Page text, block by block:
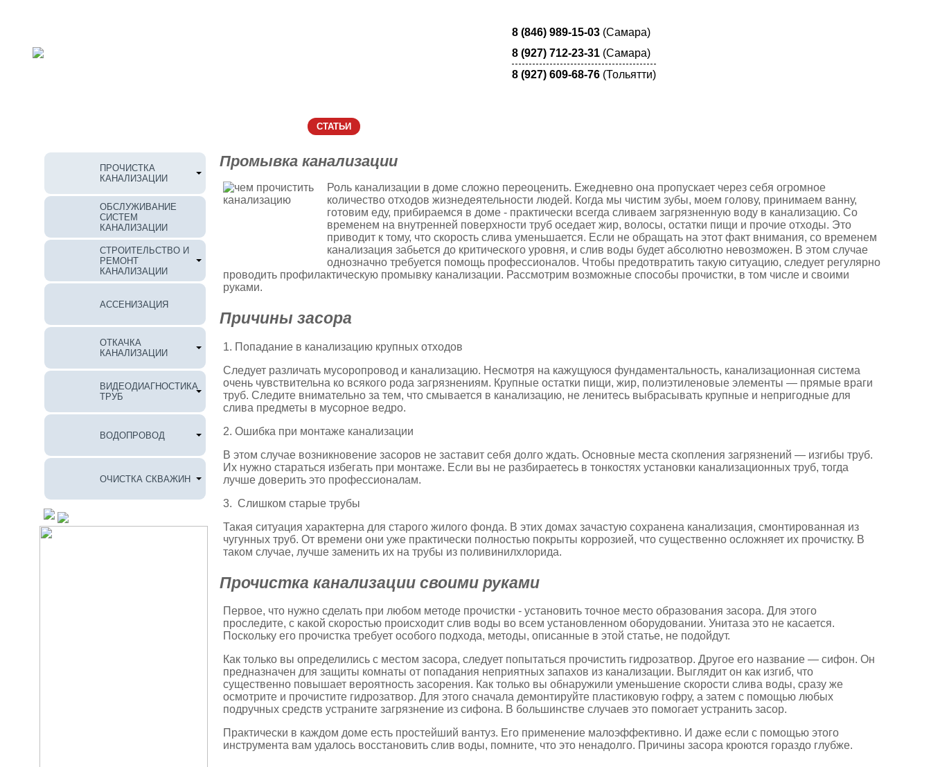
8 (846) 989-15-03 (Самара)
8 (927) 712-23-31 (Самара)
8 (927) 609-68-76 (Тольятти)
СТАТЬИ
ПРОЧИСТКА
КАНАЛИЗАЦИИ
ОБСЛУЖИВАНИЕ
СИСТЕМ
КАНАЛИЗАЦИИ
СТРОИТЕЛЬСТВО И
РЕМОНТ
КАНАЛИЗАЦИИ
АССЕНИЗАЦИЯ
ОТКАЧКА
КАНАЛИЗАЦИИ
ВИДЕОДИАГНОСТИКА
ТРУБ
ВОДОПРОВОД
ОЧИСТКА СКВАЖИН
Промывка канализации
Роль канализации в доме сложно переоценить. Ежедневно она пропускает через себя огромное
количество отходов жизнедеятельности людей. Когда мы чистим зубы, моем голову, принимаем ванну,
готовим еду, прибираемся в доме - практически всегда сливаем загрязненную воду в канализацию. Со
временем на внутренней поверхности труб оседает жир, волосы, остатки пищи и прочие отходы. Это
приводит к тому, что скорость слива уменьшается. Если не обращать на этот факт внимания, со временем
канализация забьется до критического уровня, и слив воды будет абсолютно невозможен. В этом случае
однозначно требуется помощь профессионалов. Чтобы предотвратить такую ситуацию, следует регулярно
проводить профилактическую промывку канализации. Рассмотрим возможные способы прочистки, в том числе и своими
руками.
Причины засора
1. Попадание в канализацию крупных отходов
Следует различать мусоропровод и канализацию. Несмотря на кажущуюся фундаментальность, канализационная система
очень чувствительна ко всякого рода загрязнениям. Крупные остатки пищи, жир, полиэтиленовые элементы — прямые враги
труб. Следите внимательно за тем, что смывается в канализацию, не ленитесь выбрасывать крупные и непригодные для
слива предметы в мусорное ведро.
2. Ошибка при монтаже канализации
В этом случае возникновение засоров не заставит себя долго ждать. Основные места скопления загрязнений — изгибы труб.
Их нужно стараться избегать при монтаже. Если вы не разбираетесь в тонкостях установки канализационных труб, тогда
лучше доверить это профессионалам.
3. Слишком старые трубы
Такая ситуация характерна для старого жилого фонда. В этих домах зачастую сохранена канализация, смонтированная из
чугунных труб. От времени они уже практически полностью покрыты коррозией, что существенно осложняет их прочистку. В
таком случае, лучше заменить их на трубы из поливинилхлорида.
Прочистка канализации своими руками
Первое, что нужно сделать при любом методе прочистки - установить точное место образования засора. Для этого
проследите, с какой скоростью происходит слив воды во всем установленном оборудовании. Унитаза это не касается.
Поскольку его прочистка требует особого подхода, методы, описанные в этой статье, не подойдут.
Как только вы определились с местом засора, следует попытаться прочистить гидрозатвор. Другое его название — сифон. Он
предназначен для защиты комнаты от попадания неприятных запахов из канализации. Выглядит он как изгиб, что
существенно повышает вероятность засорения. Как только вы обнаружили уменьшение скорости слива воды, сразу же
осмотрите и прочистите гидрозатвор. Для этого сначала демонтируйте пластиковую гофру, а затем с помощью любых
подручных средств устраните загрязнение из сифона. В большинстве случаев это помогает устранить засор.
Практически в каждом доме есть простейший вантуз. Его применение малоэффективно. И даже если с помощью этого
инструмента вам удалось восстановить слив воды, помните, что это ненадолго. Причины засора кроются гораздо глубже.